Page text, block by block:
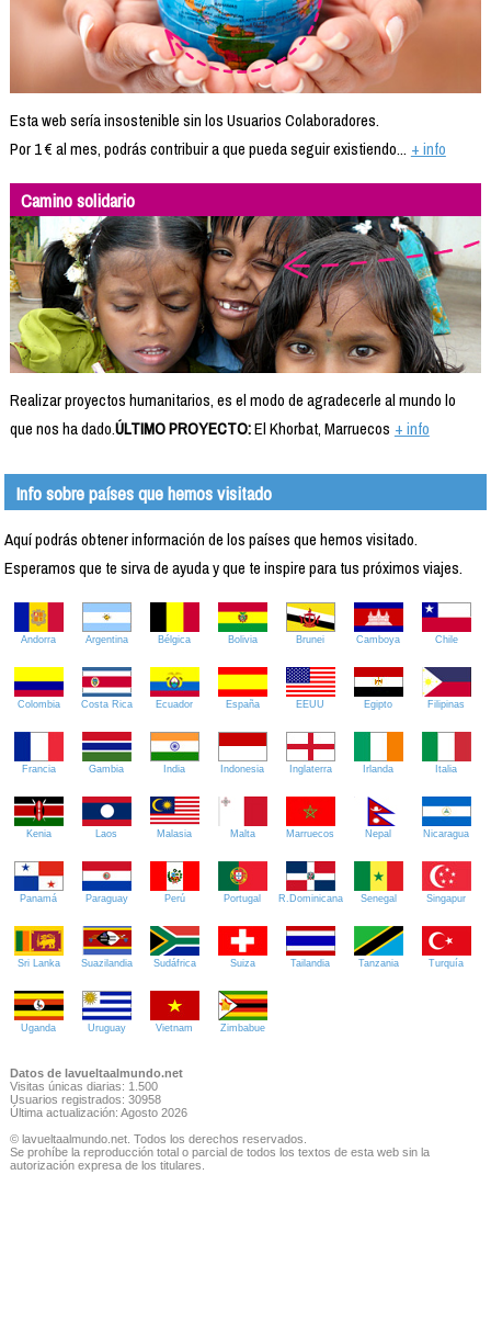
Esta web sería insostenible sin los Usuarios Colaboradores.
Por 1 € al mes, podrás contribuir a que pueda seguir existiendo... + info
Camino solidario
Realizar proyectos humanitarios, es el modo de agradecerle al mundo lo
que nos ha dado.ÚLTIMO PROYECTO:El Khorbat, Marruecos + info
Info sobre países que hemos visitado
Aquí podrás obtener información de los países que hemos visitado.
Esperamos que te sirva de ayuda y que te inspire para tus próximos viajes.
Andorra Argentina Bélgica Bolivia Brunei Camboya Chile
Colombia Costa Rica Ecuador España EEUU Egipto Filipinas
Francia Gambia India Indonesia Inglaterra Irlanda Italia
Kenia Laos Malasia Malta Marruecos Nepal Nicaragua
Panamá Paraguay Perú Portugal R.Dominicana Senegal Singapur
Sri Lanka Suazilandia Sudáfrica Suiza Tailandia Tanzania Turquía
Uganda Uruguay Vietnam Zimbabue
Datos de lavueltaalmundo.net
Visitas únicas diarias: 1.500
Usuarios registrados: 30958
Última actualización: Agosto 2026
© lavueltaalmundo.net. Todos los derechos reservados.
Se prohíbe la reproducción total o parcial de todos los textos de esta web sin la
autorización expresa de los titulares.